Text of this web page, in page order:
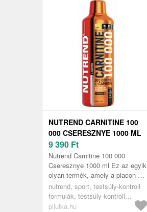
NUTREND CARNITINE 100
000 CSERESZNYE 1000 ML
9 390 Ft
Nutrend Carnitine 100 000
Cseresznye 1000 ml Ez az egyik
olyan termék, amely a piacon a
legnagyobb mennyiségű
folyékony karnitin bázist
tartalmazza...
nutrend, sport, testsúly-kontroll
formulák, testsúly-kontroll
formulák nőknek
pilulka.hu